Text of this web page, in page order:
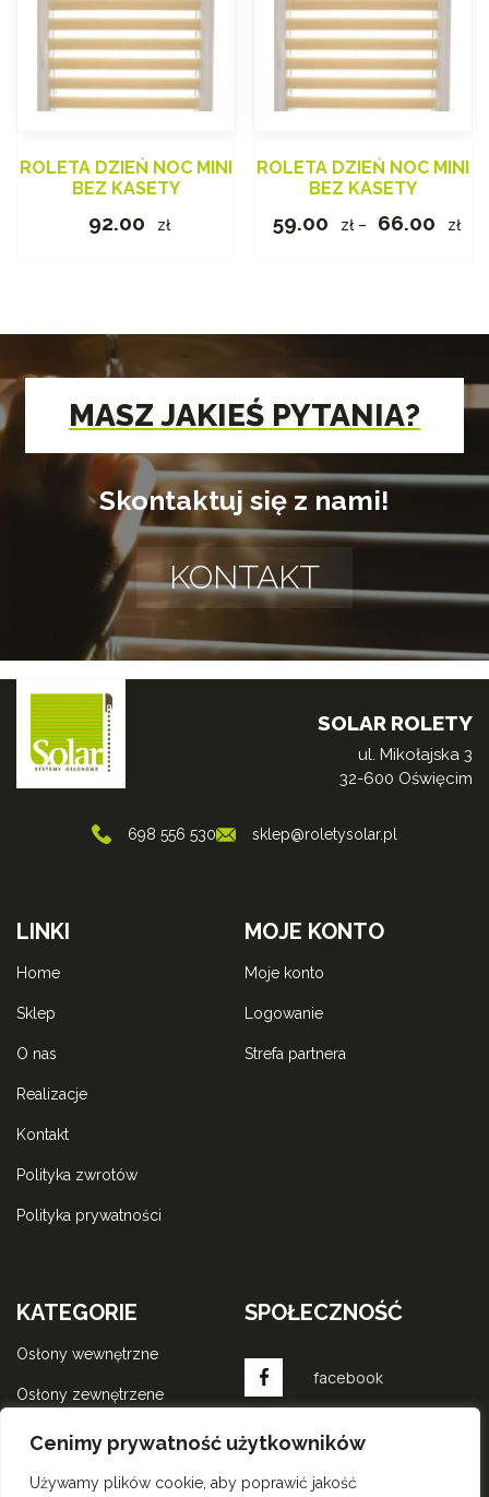
Cenimy prywatność użytkowników
Używamy plików cookie, aby poprawić jakość
ROLETA DZIEŃ NOC MINI
BEZ KASETY
92.00 zł
ROLETA DZIEŃ NOC MINI
BEZ KASETY
59.00 zł – 66.00 zł
wariantów.
Opcje
można
wybrać
na
stronie
produktu
MASZ JAKIEŚ PYTANIA?
Skontaktuj się z nami!
KONTAKT
SOLAR ROLETY
ul. Mikołajska 3
32-600 Oświęcim
698 556 530 sklep@roletysolar.pl
LINKI
home
sklep
o nas
realizacje
kontakt
polityka zwrotów
polityka prywatności
MOJE KONTO
moje konto
logowanie
strefa partnera
KATEGORIE
osłony wewnętrzne
osłony zewnętrzene
wewnętrznych
SPOŁECZNOŚĆ
facebook
instagram